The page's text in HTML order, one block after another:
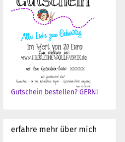
Gutschein bestellen? GERN!
erfahre mehr über mich